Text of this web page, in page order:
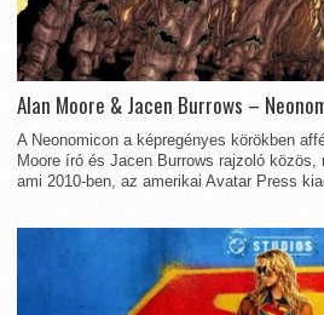
Alan Moore & Jacen Burrows –
A Neonomicon a képregényes körökben
Moore író és Jacen Burrows rajzoló közös,
ami 2010-ben, az amerikai Avatar Press